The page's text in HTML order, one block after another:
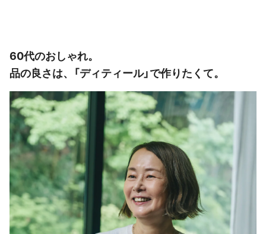
60代のおしゃれ。
品の良さは、「ディティール」で作りたくて。